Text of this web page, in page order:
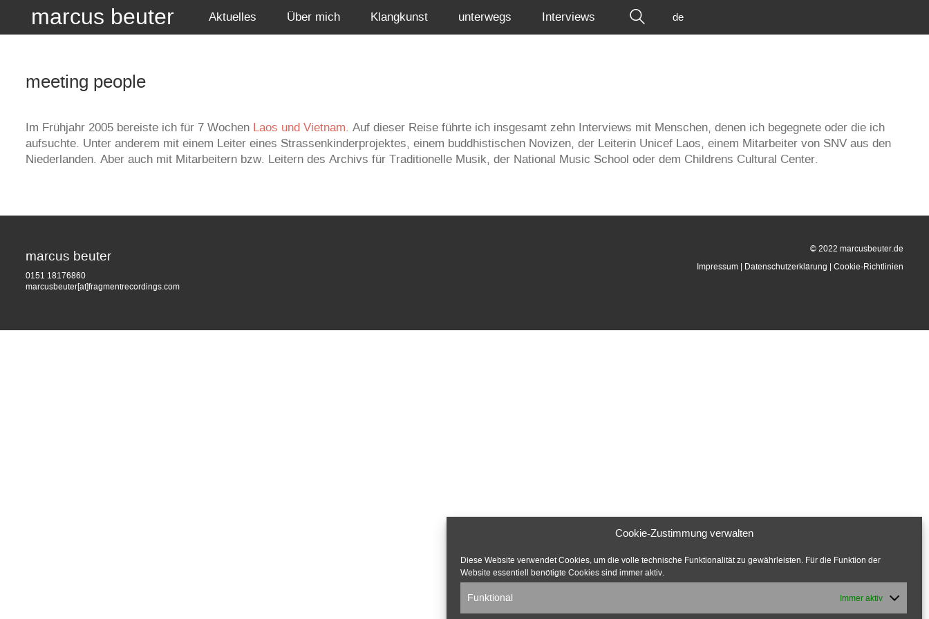
Cookie-Zustimmung verwalten
Diese Website verwendet Cookies, um die volle technische Funktionalität zu gewährleisten. Für die Funktion der
Website essentiell benötigte Cookies sind immer aktiv.
Funktional Immer aktiv
marcus beuter Aktuelles Über mich Klangkunst unterwegs Interviews de
meeting people
Im Frühjahr 2005 bereiste ich für 7 Wochen Laos und Vietnam . Auf dieser Reise führte ich insgesamt zehn Interviews mit Menschen, denen ich begegnete oder die ich
aufsuchte. Unter anderem mit einem Leiter eines Strassenkinderprojektes, einem buddhistischen Novizen, der Leiterin Unicef Laos, einem Mitarbeiter von SNV aus den
Niederlanden. Aber auch mit Mitarbeitern bzw. Leitern des Archivs für Traditionelle Musik, der National Music School oder dem Childrens Cultural Center.
marcus beuter
0151 18176860
marcusbeuter[at]fragmentrecordings.com
© 2022 marcusbeuter.de
Impressum Datenschutzerklärung Cookie-Richtlinien